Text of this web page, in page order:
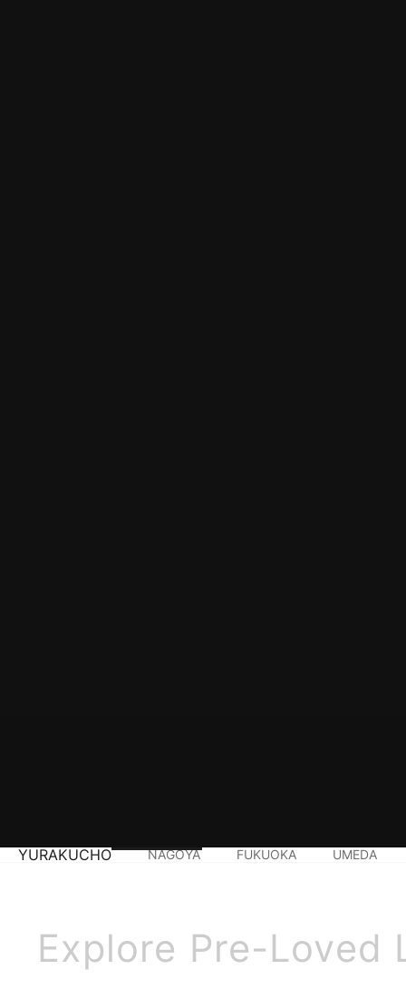
YURAKUCHO NAGOYA FUKUOKA UMEDA
Explore Pre-Loved